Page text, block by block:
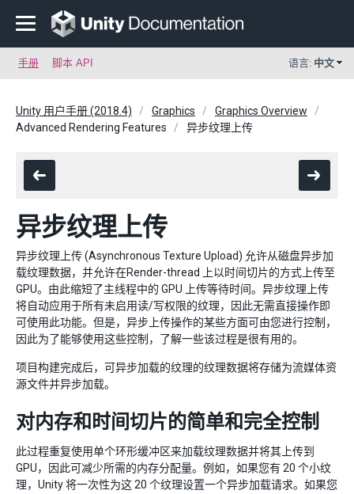
手册 脚本 API 语言: 中文
Unity 用户手册 (2018.4) Graphics
Graphics Overview
Advanced Rendering Features
异步纹理上传
异步纹理上传
异步纹理上传 (Asynchronous Texture Upload) 允许从磁盘异步加
载纹理数据，并允许在Render-thread 上以时间切片的方式上传至
GPU。由此缩短了主线程中的 GPU 上传等待时间。异步纹理上传
将自动应用于所有未启用读/写权限的纹理，因此无需直接操作即
可使用此功能。但是，异步上传操作的某些方面可由您进行控制，
因此为了能够使用这些控制，了解一些该过程是很有用的。
项目构建完成后，可异步加载的纹理的纹理数据将存储为流媒体资
源文件并异步加载。
对内存和时间切片的简单和完全控制
此过程重复使用单个环形缓冲区来加载纹理数据并将其上传到
GPU，因此可减少所需的内存分配量。例如，如果您有 20 个小纹
理，Unity 将一次性为这 20 个纹理设置一个异步加载请求。如果您